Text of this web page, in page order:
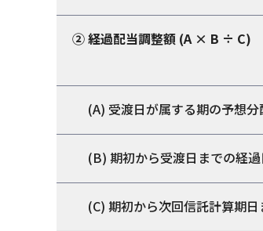
② 経過配当調整額 (A × B ÷ C)
(A) 受渡日が属する期の予想分
(B) 期初から受渡日までの経
(C) 期初から次回信託計算期